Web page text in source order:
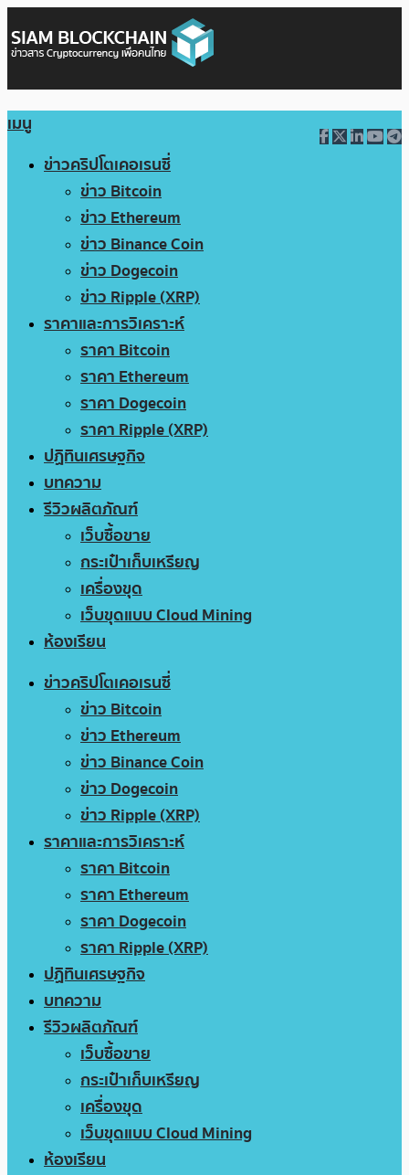
เมนู
ข่าวคริปโตเคอเรนซี่
ข่าว Bitcoin
ข่าว Ethereum
ข่าว Binance Coin
ข่าว Dogecoin
ข่าว Ripple (XRP)
ราคาและการวิเคราะห์
ราคา Bitcoin
ราคา Ethereum
ราคา Dogecoin
ราคา Ripple (XRP)
ปฏิทินเศรษฐกิจ
บทความ
รีวิวผลิตภัณฑ์
เว็บซื้อขาย
กระเป๋าเก็บเหรียญ
เครื่องขุด
เว็บขุดแบบ Cloud Mining
ห้องเรียน
ข่าวคริปโตเคอเรนซี่
ข่าว Bitcoin
ข่าว Ethereum
ข่าว Binance Coin
ข่าว Dogecoin
ข่าว Ripple (XRP)
ราคาและการวิเคราะห์
ราคา Bitcoin
ราคา Ethereum
ราคา Dogecoin
ราคา Ripple (XRP)
ปฏิทินเศรษฐกิจ
บทความ
รีวิวผลิตภัณฑ์
เว็บซื้อขาย
กระเป๋าเก็บเหรียญ
เครื่องขุด
เว็บขุดแบบ Cloud Mining
ห้องเรียน